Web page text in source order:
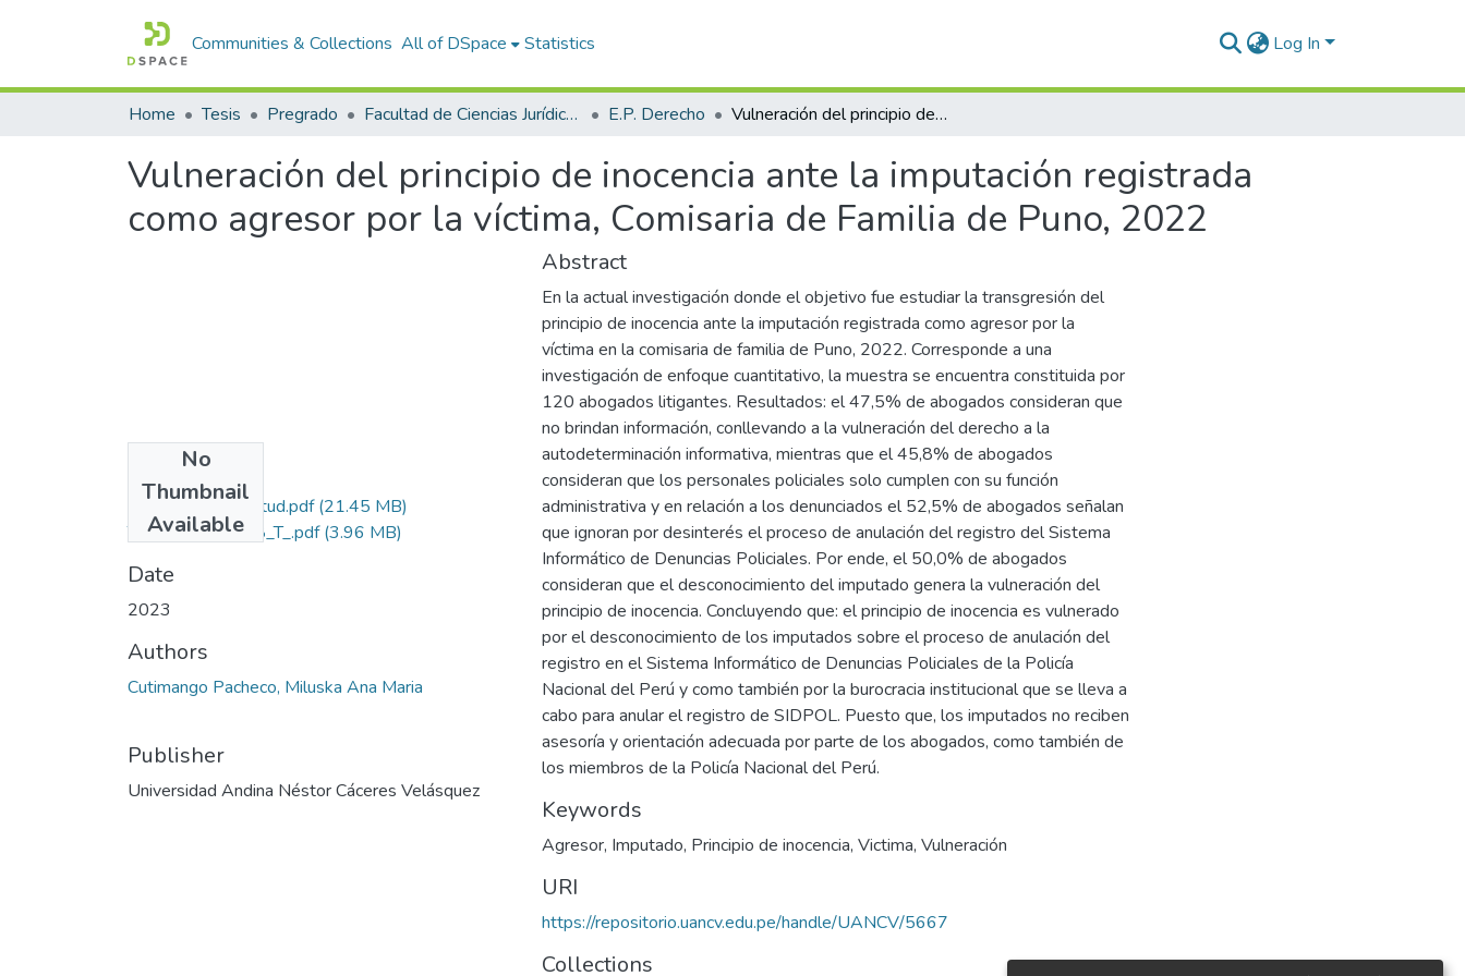
Communities & Collections All of DSpace Statistics Log In
Home Tesis Pregrado Facultad de Ciencias Jurídicas y Políticas E.P. Derecho Vulneración del principio de inocencia ante la imputación registrada como agresor por la víctima, Comisaria de Familia de Puno, 2022
Vulneración del principio de inocencia ante la imputación registrada
como agresor por la víctima, Comisaria de Familia de Puno, 2022
No
Thumbnail
Available
Grado de Similitud.pdf(21.45 MB)
T036_43923998_T_.pdf(3.96 MB)
Date
2023
Authors
Cutimango Pacheco, Miluska Ana Maria
Publisher
Universidad Andina Néstor Cáceres Velásquez
Abstract
En la actual investigación donde el objetivo fue estudiar la transgresión del
principio de inocencia ante la imputación registrada como agresor por la
víctima en la comisaria de familia de Puno, 2022. Corresponde a una
investigación de enfoque cuantitativo, la muestra se encuentra constituida por
120 abogados litigantes. Resultados: el 47,5% de abogados consideran que
no brindan información, conllevando a la vulneración del derecho a la
autodeterminación informativa, mientras que el 45,8% de abogados
consideran que los personales policiales solo cumplen con su función
administrativa y en relación a los denunciados el 52,5% de abogados señalan
que ignoran por desinterés el proceso de anulación del registro del Sistema
Informático de Denuncias Policiales. Por ende, el 50,0% de abogados
consideran que el desconocimiento del imputado genera la vulneración del
principio de inocencia. Concluyendo que: el principio de inocencia es vulnerado
por el desconocimiento de los imputados sobre el proceso de anulación del
registro en el Sistema Informático de Denuncias Policiales de la Policía
Nacional del Perú y como también por la burocracia institucional que se lleva a
cabo para anular el registro de SIDPOL. Puesto que, los imputados no reciben
asesoría y orientación adecuada por parte de los abogados, como también de
los miembros de la Policía Nacional del Perú.
Keywords
Agresor, Imputado, Principio de inocencia, Victima, Vulneración
URI
https://repositorio.uancv.edu.pe/handle/UANCV/5667
Collections